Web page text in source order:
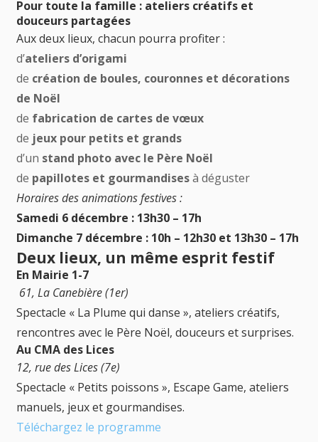
Pour toute la famille : ateliers créatifs et
douceurs partagées
Aux deux lieux, chacun pourra profiter :
d’ateliers d’origami
de création de boules, couronnes et décorations
de Noël
de fabrication de cartes de vœux
de jeux pour petits et grands
d’un stand photo avec le Père Noël
de papillotes et gourmandisesà déguster
Horaires des animations festives :
Samedi 6 décembre : 13h30 – 17h
Dimanche 7 décembre : 10h – 12h30 et 13h30 – 17h
Deux lieux, un même esprit festif
En Mairie 1-7
61, La Canebière (1er)
Spectacle « La Plume qui danse », ateliers créatifs,
rencontres avec le Père Noël, douceurs et surprises.
Au CMA des Lices
12, rue des Lices (7e)
Spectacle « Petits poissons », Escape Game, ateliers
manuels, jeux et gourmandises.
Téléchargez le programme